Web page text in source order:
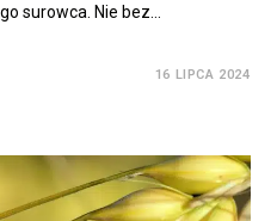
surowca. Nie bez…
16 LIPCA 2024